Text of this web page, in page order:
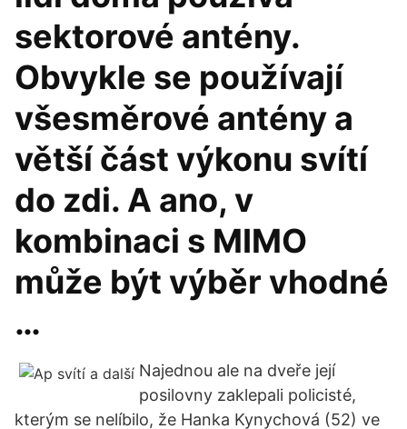
sektorové antény.
Obvykle se používají
všesměrové antény a
větší část výkonu svítí
do zdi. A ano, v
kombinaci s MIMO
může být výběr vhodné
…
Najednou ale na dveře její
posilovny zaklepali policisté,
kterým se nelíbilo, že Hanka Kynychová (52) ve